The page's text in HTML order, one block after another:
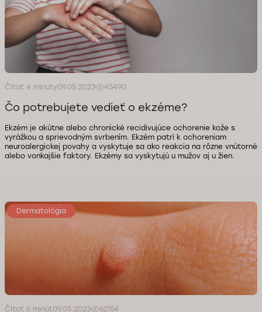
Čítať 4 minúty09.05.2023 45490
Čo potrebujete vedieť o ekzéme?
Ekzém je akútne alebo chronické recidivujúce ochorenie kože s
vyrážkou a sprievodným svrbením. Ekzém patrí k ochoreniam
neuroalergickej povahy a vyskytuje sa ako reakcia na rôzne vnútorné
alebo vonkajšie faktory. Ekzémy sa vyskytujú u mužov aj u žien.
Dermatológia
Čítať 6 minút09.05.2023 62154